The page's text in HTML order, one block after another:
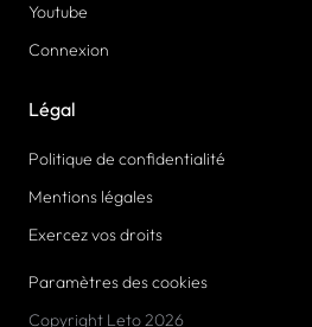
Youtube
Connexion
Légal
Politique de confidentialité
Mentions légales
Exercez vos droits
Paramètres des cookies
Copyright Leto 2026